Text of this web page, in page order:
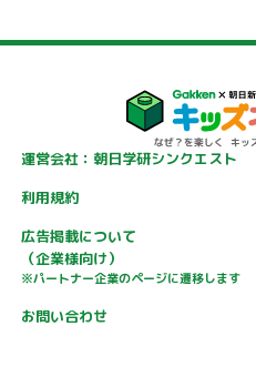
運営会社：朝日学研シンクエスト
利用規約
広告掲載について
（企業様向け）
※パートナー企業のページに遷移します
お問い合わせ